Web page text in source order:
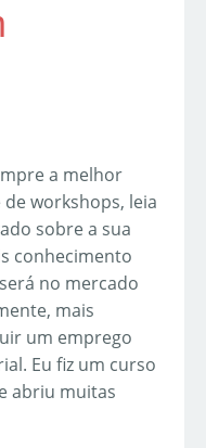
a melhor
workshops, leia
sobre a sua
conhecimento
no mercado
mais
um emprego
Eu fiz um curso
abriu muitas